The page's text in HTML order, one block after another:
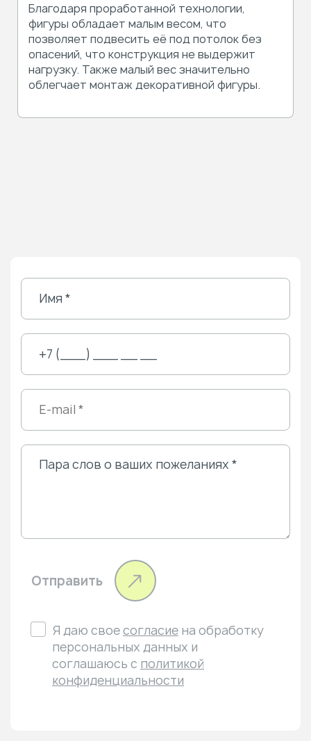
Благодаря проработанной технологии,
фигуры обладает малым весом, что
позволяет подвесить её под потолок без
опасений, что конструкция не выдержит
нагрузку. Также малый вес значительно
облегчает монтаж декоративной фигуры.
Отправить
Я даю своесогласие на обработку
персональных данных и
соглашаюсь с политикой
конфиденциальности